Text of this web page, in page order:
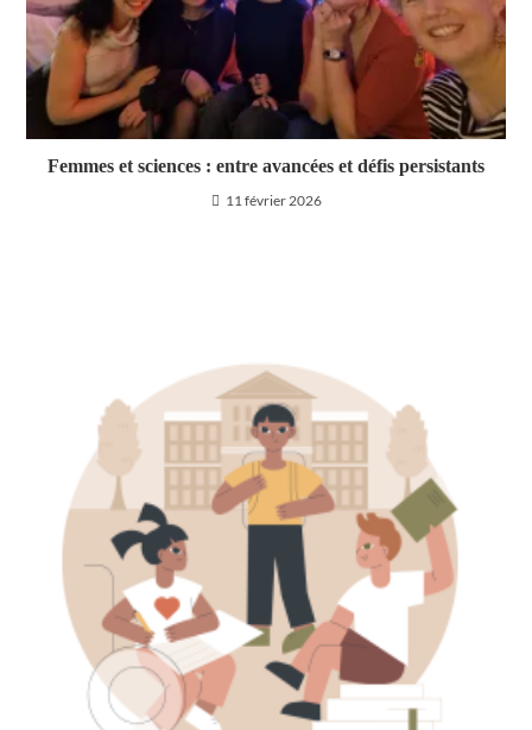
Femmes et sciences : entre avancées et défis persistants
11 février 2026